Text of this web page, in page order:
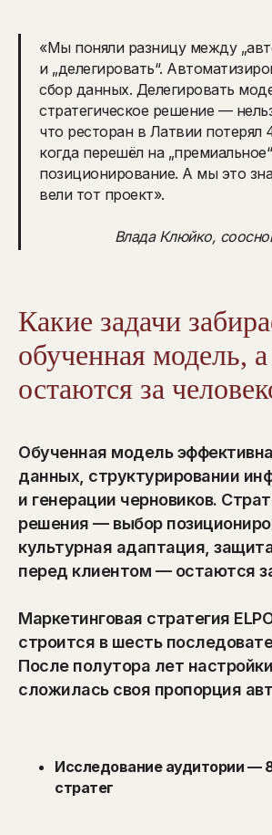
«Мы поняли разницу между
и „делегировать“.
сбор данных. Делегировать
стратегическое решение —
что ресторан в Латвии потерял
когда перешёл на „премиальное“
позиционирование. А мы это
вели тот проект».
Влада Клюйко,
Какие задачи
обученная модель,
остаются за
Обученная модель
данных, структурировании
и генерации черновиков.
решения — выбор
культурная адаптация,
перед клиентом — остаются
Маркетинговая стратегия
строится в шесть
После полутора лет
сложилась своя пропорция
Исследование аудитории —
стратег